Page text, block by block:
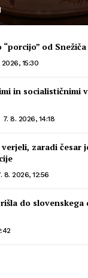
od Snežiča
2026, 15:30
in socialističnimi
7. 8. 2026, 14:18
zaradi česar
8. 2026, 12:56
do